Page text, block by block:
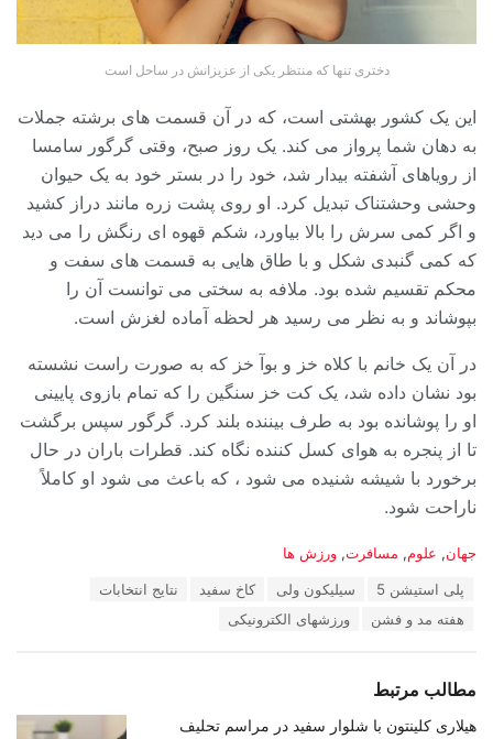
دختری تنها که منتظر یکی از عزیزانش در ساحل است
این یک کشور بهشتی است، که در آن قسمت های برشته جملات
به دهان شما پرواز می کند. یک روز صبح، وقتی گرگور سامسا
از رویاهای آشفته بیدار شد، خود را در بستر خود به یک حیوان
وحشی وحشتناک تبدیل کرد. او روی پشت زره مانند دراز کشید
و اگر کمی سرش را بالا بیاورد، شکم قهوه ای رنگش را می دید
که کمی گنبدی شکل و با طاق هایی به قسمت های سفت و
محکم تقسیم شده بود. ملافه به سختی می توانست آن را
بپوشاند و به نظر می رسید هر لحظه آماده لغزش است.
در آن یک خانم با کلاه خز و بوآ خز که به صورت راست نشسته
بود نشان داده شد، یک کت خز سنگین را که تمام بازوی پایینی
او را پوشانده بود به طرف بیننده بلند کرد. گرگور سپس برگشت
تا از پنجره به هوای کسل کننده نگاه کند. قطرات باران در حال
برخورد با شیشه شنیده می شود ، که باعث می شود او کاملاً
ناراحت شود.
دسته‌ها:
جهان, علوم, مسافرت, ورزش ها
برچسب:
پلی استیشن 5 سیلیکون ولی کاخ سفید
نتایج انتخابات
هفته مد و فشن
ورزشهای الکترونیکی
مطالب مرتبط
هیلاری کلینتون با شلوار سفید در مراسم تحلیف